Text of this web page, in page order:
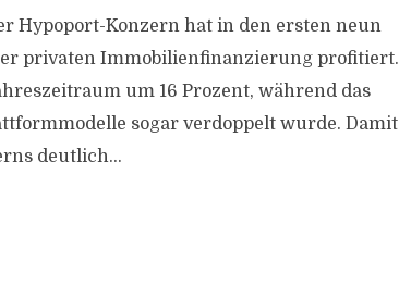
Hypoport-Konzern hat in den ersten neun
privaten Immobilienfinanzierung profitiert.
um 16 Prozent, während das
sogar verdoppelt wurde. Damit
deutlich...